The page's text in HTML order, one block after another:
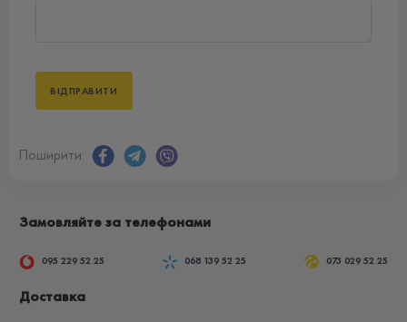
Поширити:
Замовляйте за телефонами
095 229 52 25 068 139 52 25 073 029 52 25
Доставка